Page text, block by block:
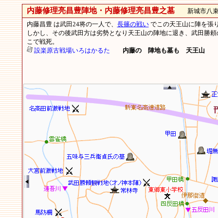
内藤修理亮昌豊陣地・内藤修理亮昌豊之墓新城市八束
内藤昌豊 は武田24将の一人で、 長篠の戦いでこの天王山に陣を張
しかし、その後武田方は劣勢となり天王山の陣地に退き、武田勝
こで戦死。
設楽原古戦場いろはかるた
内藤の 陣地も墓も 天王山